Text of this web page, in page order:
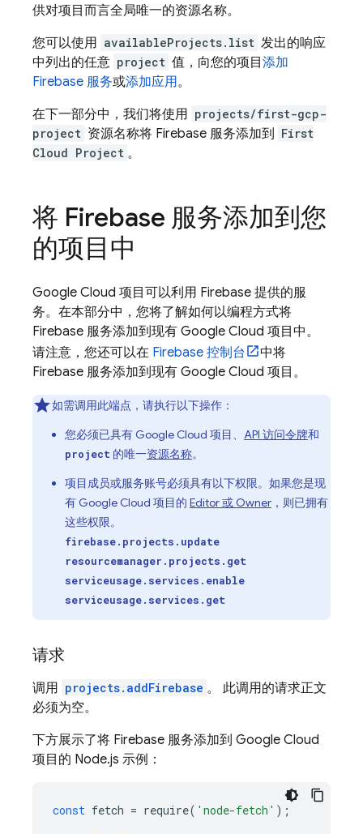
供对项目而言全局唯一的资源名称。
您可以使用 availableProjects.list 发出的响应
中列出的任意 project 值，向您的项目 添加
Firebase 服务或添加应用。
在下一部分中，我们将使用 projects/first-gcp-
project 资源名称将 Firebase 服务添加到 First
Cloud Project 。
将 Firebase 服务添加到您
的项目中
Google Cloud 项目可以利用 Firebase 提供的服
务。在本部分中，您将了解如何以编程方式将
Firebase 服务添加到现有 Google Cloud 项目中。
请注意，您还可以在 Firebase 控制台
中将
Firebase 服务添加到现有 Google Cloud 项目。
如需调用此端点，请执行以下操作：
您必须已具有 Google Cloud 项目、 API 访问令牌和
project 的唯一资源名称。
项目成员或服务账号必须具有以下权限。如果您是现
有 Google Cloud 项目的 Editor 或 Owner ，则已拥有
这些权限。
firebase.projects.update
resourcemanager.projects.get
serviceusage.services.enable
serviceusage.services.get
请求
调用 projects.addFirebase 。 此调用的请求正文
必须为空。
下方展示了将 Firebase 服务添加到 Google Cloud
项目的 Node.js 示例：
const fetch = require( 'node-fetch' );